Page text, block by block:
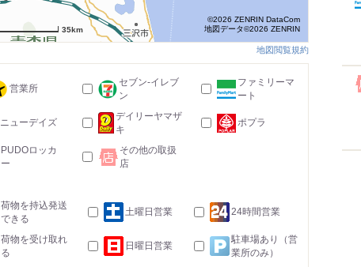
35km
©2026 ZENRIN DataCom
地図データ©2026 ZENRIN
地図閲覧規約
営業所
セブン-イレブ
ン
ファミリーマ
ート
ニューデイズ
デイリーヤマザ
キ
ポプラ
PUDOロッカ
ー
その他の取扱
店
荷物を持込発送
できる
土曜日営業 24時間営業
荷物を受け取れ
る
日曜日営業
駐車場あり（営
業所のみ）